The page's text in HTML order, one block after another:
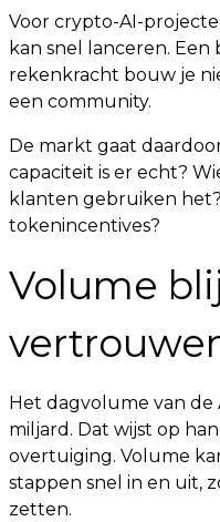
Voor crypto-AI-
kan snel lanceren.
rekenkracht bouw je
een community.
De markt gaat
capaciteit is er echt?
klanten gebruiken
tokenincentives?
Volume
Het dagvolume van
miljard. Dat wijst op
overtuiging. Volume
stappen snel in en uit,
zetten.